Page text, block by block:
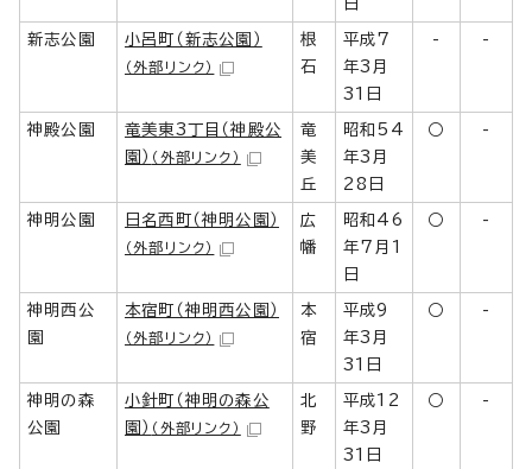
日
新志公園 小呂町（新志公園）
（外部リンク）
根
石
平成7
年3月
31日
- -
神殿公園
竜美東3丁目（神殿公
園） （外部リンク）
竜
美
丘
昭和54
年3月
28日
○ -
神明公園 日名西町（神明公園）
（外部リンク）
広
幡
昭和46
年7月1
日
○ -
神明西公
園
本宿町（神明西公園）
（外部リンク）
本
宿
平成9
年3月
31日
○ -
神明の森
公園
小針町（神明の森公
園） （外部リンク）
北
野
平成12
年3月
31日
○ -